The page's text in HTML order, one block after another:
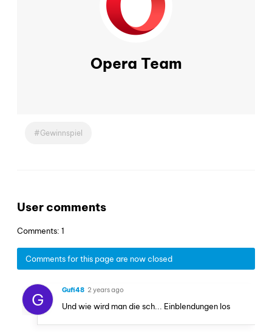
Opera Team
Gewinnspiel
User comments
Comments: 1
Comments for this page are now closed
G Gufi48 2 years ago
Und wie wird man die sch... Einblendungen los